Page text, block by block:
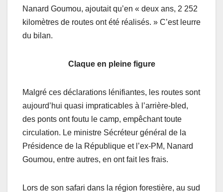
Nanard Goumou, ajoutait qu’en « deux ans, 2 252
kilomètres de routes ont été réalisés. » C’est leurre
du bilan.
Claque en pleine figure
Malgré ces déclarations lénifiantes, les routes sont
aujourd’hui quasi impraticables à l’arrière-bled,
des ponts ont foutu le camp, empêchant toute
circulation. Le ministre Sécréteur général de la
Présidence de la République et l’ex-PM, Nanard
Goumou, entre autres, en ont fait les frais.
Lors de son safari dans la région forestière, au sud